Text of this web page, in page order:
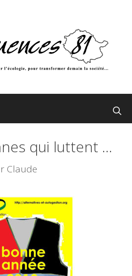
qui luttent …
Claude